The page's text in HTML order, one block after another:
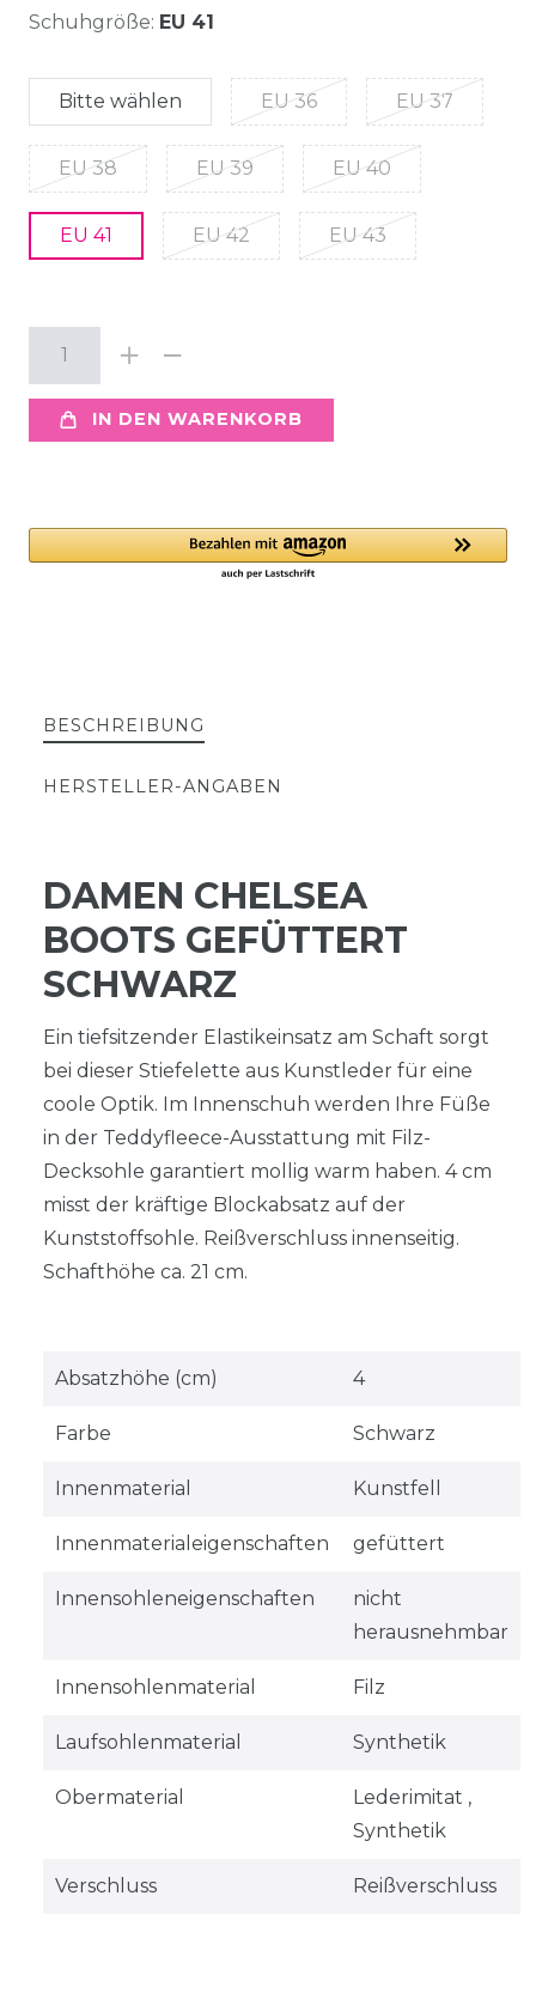
Schuhgröße: EU 41
Bitte wählen EU 36 EU 37
EU 38 EU 39 EU 40
EU 41 EU 42 EU 43
IN DEN WARENKORB
BESCHREIBUNG
HERSTELLER-ANGABEN
DAMEN CHELSEA
BOOTS GEFÜTTERT
SCHWARZ
Ein tiefsitzender Elastikeinsatz am Schaft sorgt
bei dieser Stiefelette aus Kunstleder für eine
coole Optik. Im Innenschuh werden Ihre Füße
in der Teddyfleece-Ausstattung mit Filz-
Decksohle garantiert mollig warm haben. 4 cm
misst der kräftige Blockabsatz auf der
Kunststoffsohle. Reißverschluss innenseitig.
Schafthöhe ca. 21 cm.
Absatzhöhe (cm) 4
Farbe Schwarz
Innenmaterial Kunstfell
Innenmaterialeigenschaften gefüttert
Innensohleneigenschaften
nicht
herausnehmbar
Innensohlenmaterial Filz
Laufsohlenmaterial Synthetik
Obermaterial
Lederimitat ,
Synthetik
Verschluss Reißverschluss